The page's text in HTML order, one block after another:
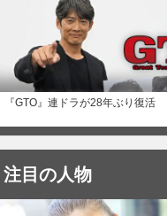
『GTO』連ドラが28年ぶり復活
注目の人物